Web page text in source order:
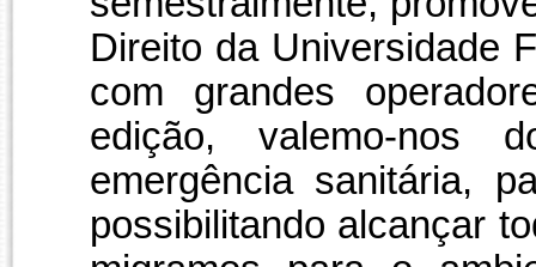
Direito da Universidade
com grandes
edição, valemo-nos
emergência sanitária,
possibilitando alcançar